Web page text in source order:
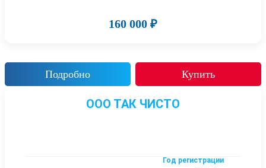
160 000 ₽
Подробно Купить
ООО ТАК ЧИСТО
Год регистрации